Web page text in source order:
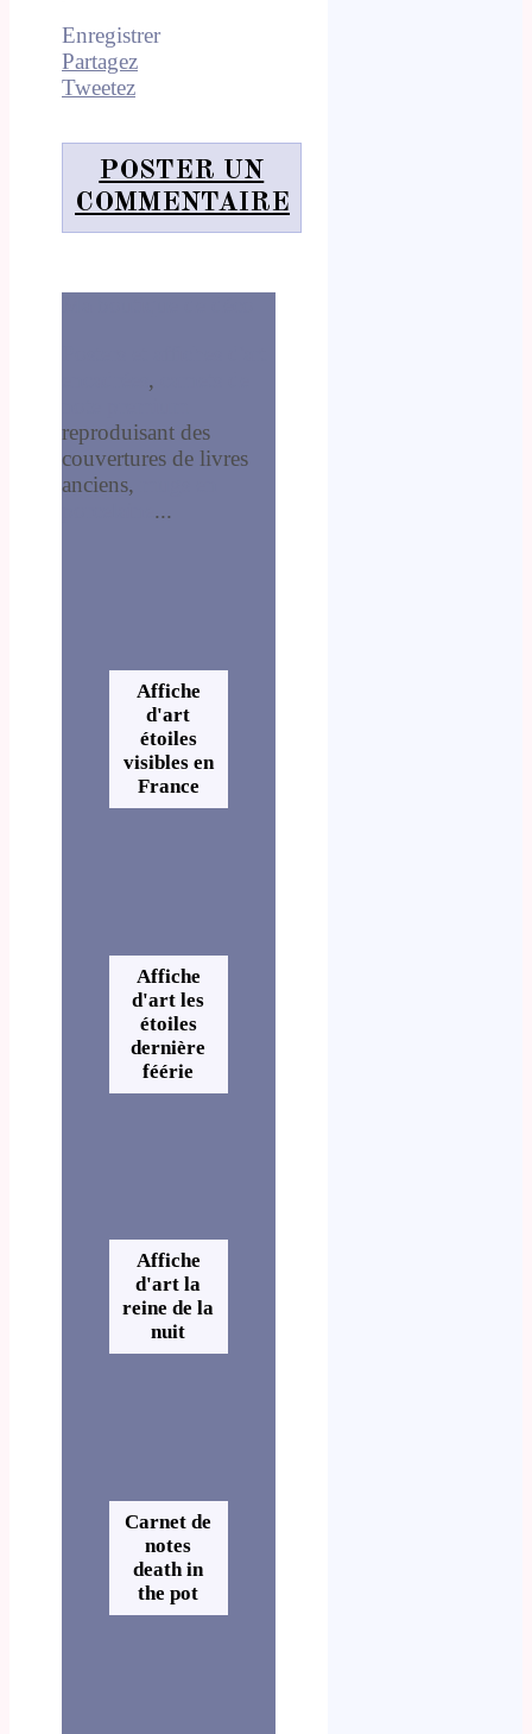
Enregistrer
Partagez
Tweetez
POSTER UN
COMMENTAIRE
,
reproduisant des
couvertures de livres
anciens,
...
Affiche
d'art
étoiles
visibles en
France
Affiche
d'art les
étoiles
dernière
féérie
Affiche
d'art la
reine de la
nuit
Carnet de
notes
death in
the pot